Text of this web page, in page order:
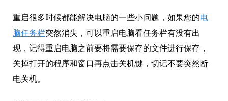
重启很多时候都能解决电脑的一些小问题，如果您的电
脑任务栏突然消失，可以重启电脑看任务栏有没有出
现，记得重启电脑之前要将需要保存的文件进行保存，
关掉打开的程序和窗口再点击关机键，切记不要突然断
电关机。